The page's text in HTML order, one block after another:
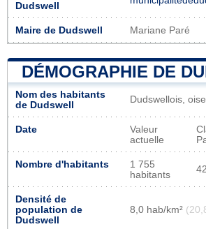
Dudswell
Maire de Dudswell Mariane Paré
DÉMOGRAPHIE DE
Nom des habitants
de Dudswell
Dudswellois, oise
Date
Valeur
actuelle
Nombre d'habitants
1 755
habitants
Densité de
population de
Dudswell
8,0 hab/km²